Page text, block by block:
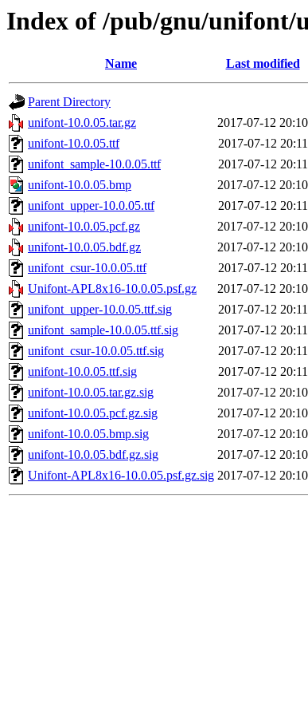
Index of /pub/gnu/unifont/
Name Last modified
Parent Directory
unifont-10.0.05.tar.gz
2017-07-12 20:10
unifont-10.0.05.ttf
2017-07-12 20:11
unifont_sample-10.0.05.ttf
2017-07-12 20:11
unifont-10.0.05.bmp
2017-07-12 20:10
unifont_upper-10.0.05.ttf
2017-07-12 20:11
unifont-10.0.05.pcf.gz
2017-07-12 20:10
unifont-10.0.05.bdf.gz
2017-07-12 20:10
unifont_csur-10.0.05.ttf
2017-07-12 20:11
Unifont-APL8x16-10.0.05.psf.gz
2017-07-12 20:10
unifont_upper-10.0.05.ttf.sig
2017-07-12 20:11
unifont_sample-10.0.05.ttf.sig
2017-07-12 20:11
unifont_csur-10.0.05.ttf.sig
2017-07-12 20:11
unifont-10.0.05.ttf.sig
2017-07-12 20:11
unifont-10.0.05.tar.gz.sig
2017-07-12 20:10
unifont-10.0.05.pcf.gz.sig
2017-07-12 20:10
unifont-10.0.05.bmp.sig
2017-07-12 20:10
unifont-10.0.05.bdf.gz.sig
2017-07-12 20:10
Unifont-APL8x16-10.0.05.psf.gz.sig 2017-07-12 20:10